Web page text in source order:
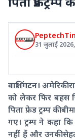
31 जुलाई 2026,
वाशिंगटन।अमेरिकी
को लेकर फिर बहस
पिता फ्रेड ट्रम्प की
गए। ट्रम्प ने कहा
नहीं हैं और उनकी